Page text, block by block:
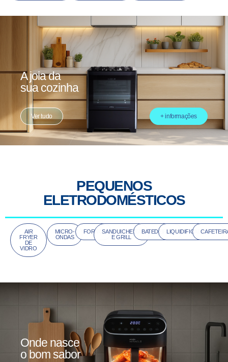
A joia da
sua cozinha
Ver tudo + informações
PEQUENOS
ELETRODOMÉSTICOS
AIR
FRYER
DE
VIDRO
MICRO-
ONDAS
FORNOSANDUICHEIRA
E GRILL
BATEDEIRASLIQUIDIFICADORES
Onde nasce
o bom sabor